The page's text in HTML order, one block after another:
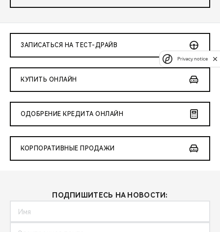
ЗАПИСАТЬСЯ НА ТЕСТ-ДРАЙВ
КУПИТЬ ОНЛАЙН
ОДОБРЕНИЕ КРЕДИТА ОНЛАЙН
КОРПОРАТИВНЫЕ ПРОДАЖИ
ПОДПИШИТЕСЬ НА НОВОСТИ:
Privacy notice